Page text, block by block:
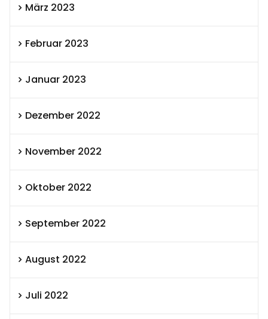
März 2023
Februar 2023
Januar 2023
Dezember 2022
November 2022
Oktober 2022
September 2022
August 2022
Juli 2022